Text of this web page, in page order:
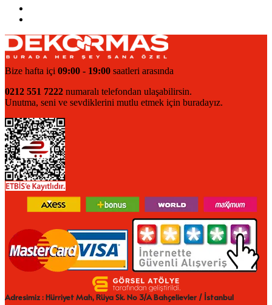
Bize hafta içi 09:00 - 19:00 saatleri arasında
0212 551 7222 numaralı telefondan ulaşabilirsin.
Unutma, seni ve sevdiklerini mutlu etmek için buradayız.
Adresimiz : Hürriyet Mah, Rüya Sk. No 3/A Bahçelievler / İstanbul